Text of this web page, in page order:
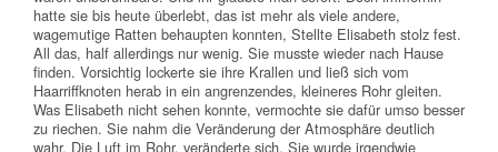
hatte sie bis heute überlebt, das ist mehr als viele andere,
wagemutige Ratten behaupten konnten, Stellte Elisabeth stolz fest.
All das, half allerdings nur wenig. Sie musste wieder nach Hause
finden. Vorsichtig lockerte sie ihre Krallen und ließ sich vom
Haarriffknoten herab in ein angrenzendes, kleineres Rohr gleiten.
Was Elisabeth nicht sehen konnte, vermochte sie dafür umso besser
zu riechen. Sie nahm die Veränderung der Atmosphäre deutlich
wahr. Die Luft im Rohr, veränderte sich. Sie wurde irgendwie